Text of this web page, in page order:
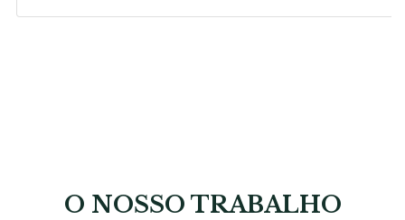
O NOSSO TRABALHO